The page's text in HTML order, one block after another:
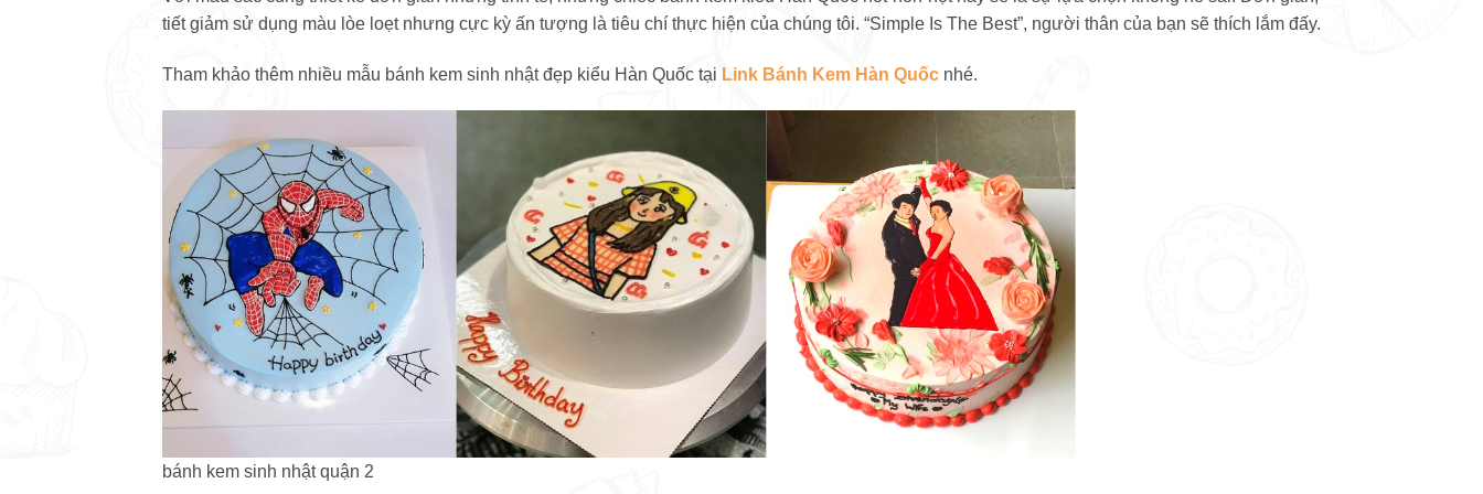
tiết giảm sử dụng màu lòe loẹt nhưng cực kỳ ấn tượng là tiêu chí thực hiện của chúng tôi. “Simple Is The Best”, người thân của bạn sẽ thích lắm đấy.
Tham khảo thêm nhiều mẫu bánh kem sinh nhật đẹp kiểu Hàn Quốc tại Link Bánh Kem Hàn Quốc nhé.
bánh kem sinh nhật quận 2